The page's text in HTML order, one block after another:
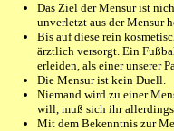
Das Ziel der Mensur ist
unverletzt aus der Mensur
Bis auf diese rein
ärztlich versorgt. Ein
erleiden, als einer unserer
Die Mensur ist kein Duell.
Niemand wird zu einer
will, muß sich ihr
Mit dem Bekenntnis zur